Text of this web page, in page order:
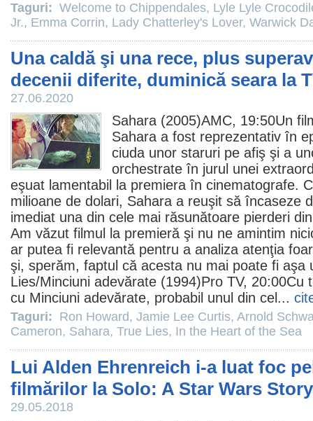
Taguri: Welcome to Chippendales, Lyle Lyle
Jr., Emma Corrin, Lady Chatterley's Lover, Warwick
Una caldă şi una rece, plus
decenii diferite, duminică seara la
27.06.2020
Sahara (2005)AMC, 19:50Un
Sahara a fost reprezentativ în
ciuda unor staruri pe afiş şi a
orchestrate în jurul unei
eşuat lamentabil la premiera în cinematografe.
milioane de dolari, Sahara a reuşit să încaseze
imediat una din cele mai răsunătoare pierderi
Am văzut filmul
la premieră şi nu ne amintim
ar putea fi relevantă pentru a analiza atenţia
şi, sperăm, faptul că acesta nu mai poate fi aşa
Lies/Minciuni adevărate (1994)Pro TV, 20:00Cu
cu Minciuni adevărate, probabil unul din cel...
Taguri: Ron Howard, Jamie Lee Curtis, Arnold
Cameron, Sahara, True Lies, In the Heart of the Sea
Lui Alden Ehrenreich i-a luat foc
filmărilor la Solo: A Star Wars Story
29.05.2018